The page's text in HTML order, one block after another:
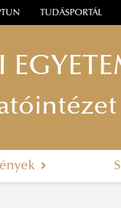
TUDÁSPORTÁL